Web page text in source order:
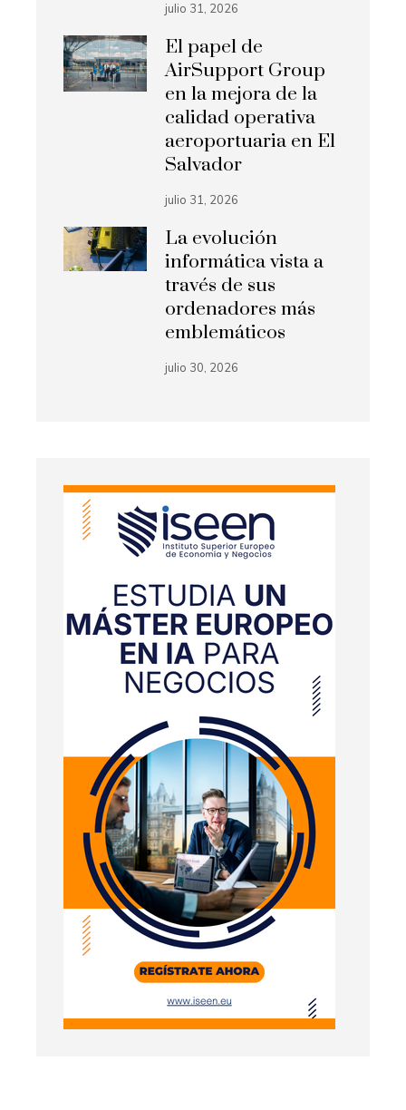
julio 31, 2026
El papel de
AirSupport Group
en la mejora de la
calidad operativa
aeroportuaria en El
Salvador
julio 31, 2026
La evolución
informática vista a
través de sus
ordenadores más
emblemáticos
julio 30, 2026